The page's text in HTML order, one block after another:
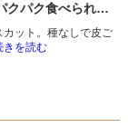
シャインマスカットは皮ごとパクパク食べられる甘～いブドウ
ット。種なしで皮ご
きを読む